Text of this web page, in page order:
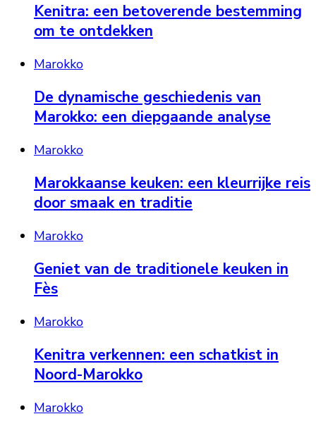
Kenitra: een betoverende bestemming
om te ontdekken
Marokko
De dynamische geschiedenis van
Marokko: een diepgaande analyse
Marokko
Marokkaanse keuken: een kleurrijke reis
door smaak en traditie
Marokko
Geniet van de traditionele keuken in
Fès
Marokko
Kenitra verkennen: een schatkist in
Noord-Marokko
Marokko